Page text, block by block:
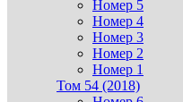
Номер 5
Номер 4
Номер 3
Номер 2
Номер 1
Том 54 (2018)